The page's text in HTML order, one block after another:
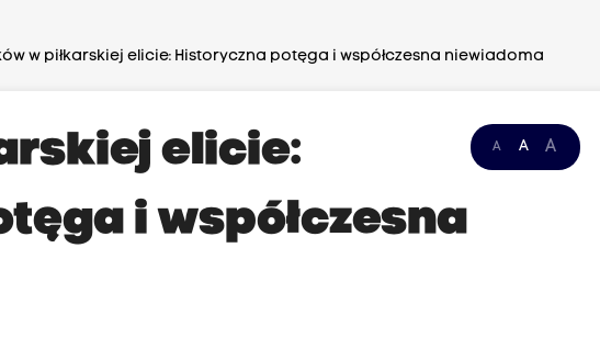
w piłkarskiej elicie: Historyczna potęga i współczesna niewiadoma
A A A
elicie:
i współczesna